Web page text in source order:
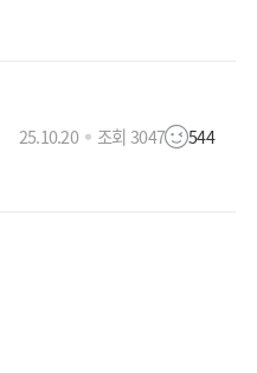
25.10.20 조회 3047 544